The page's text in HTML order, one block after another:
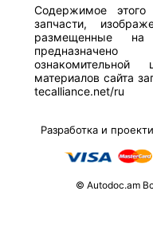
Содержимое
запчасти,
размещенные на
материалов сайта
tecalliance.net/ru
Разработка и
© Autodoc.am